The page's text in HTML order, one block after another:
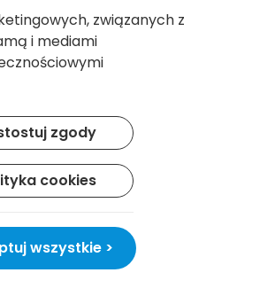
prywatności
danych osobowych jest Baltrade sp. z o.o.
ul. Geodetów 24, 80-298 Gdańsk.
związanych z
i mediami
zgody
cookies
wszystkie >